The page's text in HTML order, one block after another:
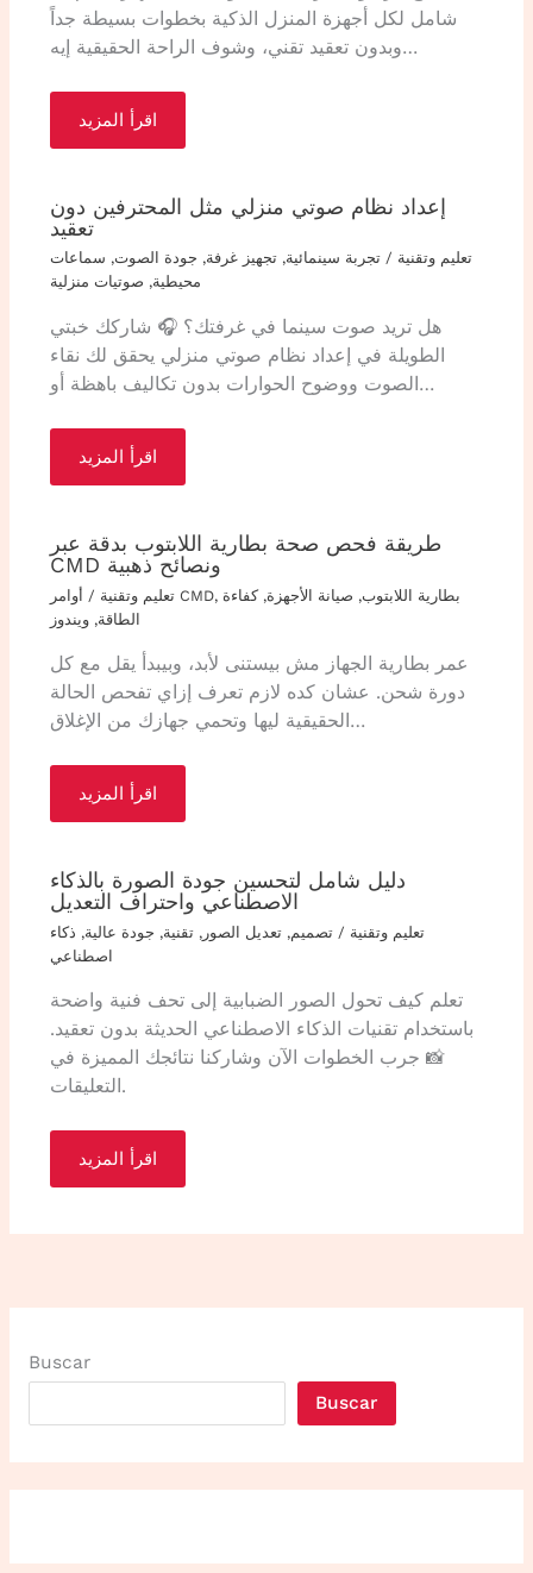
شامل لكل أجهزة المنزل الذكية بخطوات بسيطة جداً
وبدون تعقيد تقني، وشوف الراحة الحقيقية إيه…
اقرأ المزيد
إعداد نظام صوتي منزلي مثل المحترفين دون
تعقيد
تعليم وتقنية /تجربة سينمائية,تجهيز غرفة, جودة الصوت, سماعات
محيطية, صوتيات منزلية
هل تريد صوت سينما في غرفتك؟ 🎧 شاركك خبتي
الطويلة في إعداد نظام صوتي منزلي يحقق لك نقاء
الصوت ووضوح الحوارات بدون تكاليف باهظة أو…
اقرأ المزيد
طريقة فحص صحة بطارية اللابتوب بدقة عبر
CMD ونصائح ذهبية
تعليم وتقنية / أوامر CMD, بطارية اللابتوب, صيانة الأجهزة,كفاءة
الطاقة,ويندوز
عمر بطارية الجهاز مش بيستنى لأبد، وبيبدأ يقل مع كل
دورة شحن. عشان كده لازم تعرف إزاي تفحص الحالة
الحقيقية ليها وتحمي جهازك من الإغلاق…
اقرأ المزيد
دليل شامل لتحسين جودة الصورة بالذكاء
الاصطناعي واحتراف التعديل
تعليم وتقنية /تصميم,تعديل الصور,تقنية, جودة عالية, ذكاء
اصطناعي
تعلم كيف تحول الصور الضبابية إلى تحف فنية واضحة
باستخدام تقنيات الذكاء الاصطناعي الحديثة بدون تعقيد.
📸 جرب الخطوات الآن وشاركنا نتائجك المميزة في
التعليقات.
اقرأ المزيد
Buscar
Buscar